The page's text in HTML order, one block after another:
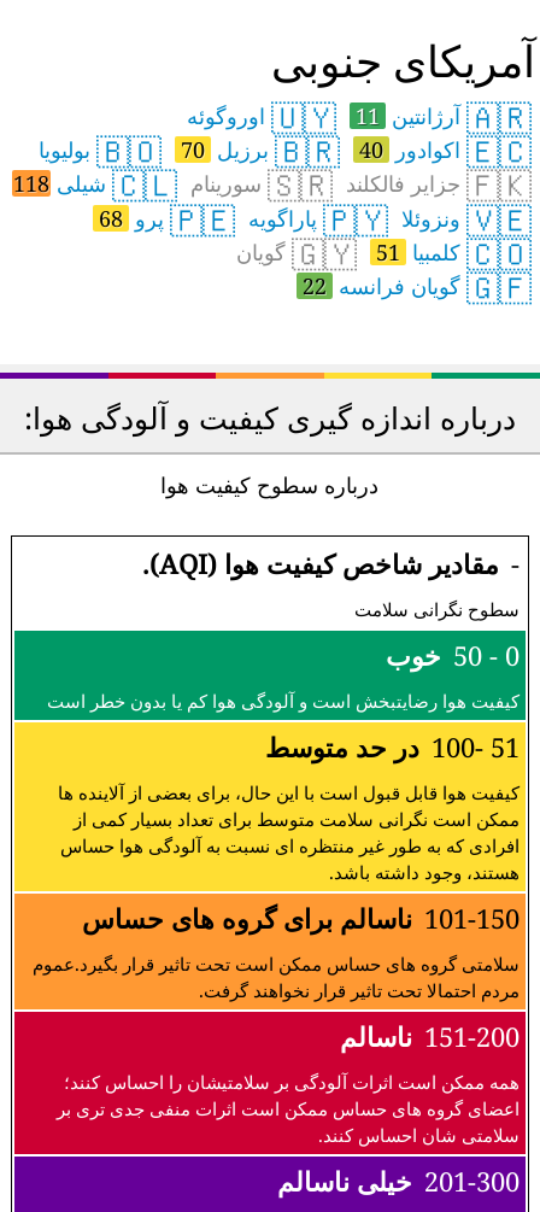
آمریکای جنوبی
🇦🇷آرژانتین 11
🇺🇾اوروگوئه
🇪🇨اکوادور 40
🇧🇷برزیل 70
🇧🇴بولیویا
🇫🇰جزایر فالکلند 🇸🇷سورینام 🇨🇱شیلی 118
🇻🇪ونزوئلا 🇵🇾پاراگویه 🇵🇪پرو 68
🇨🇴کلمبیا 51
🇬🇾گویان
🇬🇫گویان فرانسه 22
درباره اندازه گیری کیفیت و آلودگی هوا:
درباره سطوح کیفیت هوا
- مقادیر شاخص کیفیت هوا (AQI).
سطوح نگرانی سلامت
0 - 50 خوب
کیفیت هوا رضایتبخش است و آلودگی هوا کم یا بدون خطر است
51 -100 در حد متوسط
کیفیت هوا قابل قبول است با این حال، برای بعضی از آلاینده ها
ممکن است نگرانی سلامت متوسط برای تعداد بسیار کمی از
افرادی که به طور غیر منتظره ای نسبت به آلودگی هوا حساس
هستند، وجود داشته باشد.
101-150 ناسالم برای گروه های حساس
سلامتی گروه های حساس ممکن است تحت تاثیر قرار بگیرد.عموم
مردم احتمالا تحت تاثیر قرار نخواهند گرفت.
151-200 ناسالم
همه ممکن است اثرات آلودگی بر سلامتیشان را احساس کنند؛
اعضای گروه های حساس ممکن است اثرات منفی جدی تری بر
سلامتی شان احساس کنند.
201-300 خیلی ناسالم